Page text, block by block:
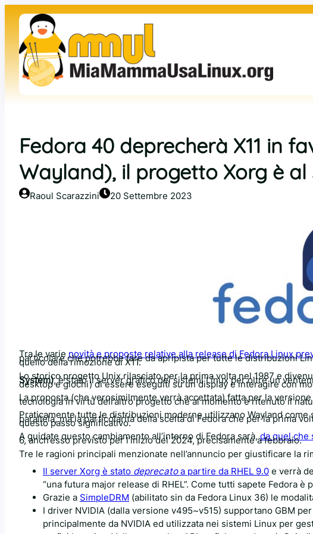
contenuto
Fedora 40 deprecherà X11 in
Wayland), il progetto Xorg è
Raoul Scarazzini 20 Settembre 2023
Tra le varie novità e proposte relative alla release di Fedora Linux
particolare che potrebbe fare da apripista per tutte le distribuzioni
quello della rimozione di X11.
Lo storico progetto Unix rilasciato per la prima volta nel 1987 e
System), è stato il server grafico dei sistemi Linux per oltre un
desktop e giochi) di essere eseguiti su un display e interagire con
La proposta (che verosimilmente verrà accettata) fatta per la
tecnologia in virtù dell’altro progetto che al momento è ritenuto il
Praticamente tutte le distribuzioni moderne utilizzano Wayland
parallela, ma la particolarità della scelta di Fedora che per la prima
questo passo significativo.
A guidate questo cambiamento all’interno di Fedora sarà,da quel che
6, anch’esso previsto per l’inizio del 2024, precisamente a febbraio.
Tre le ragioni principali menzionate nell’annuncio per giustificare la
Il server Xorg è stato deprecatoa partire da RHEL 9.0 e verrà
“una futura major release di RHEL”. Come tutti sapete Fedora
Grazie a SimpleDRM (abilitato sin da Fedora Linux 36) le
I driver NVIDIA (dalla versione v495~v515) supportano GBM
principalmente da NVIDIA ed utilizzata nei sistemi Linux per